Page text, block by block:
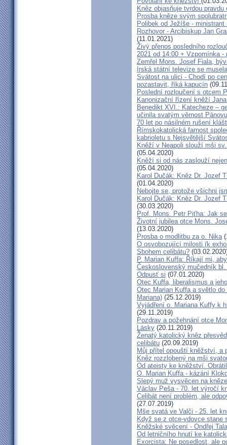
Kněz objasňuje tvrdou
Prosba kněze svým
Polibek od Ježíše -
Rozhovor - Arcibiskup Jan
(11.01.2021)
Živý přenos posledního
2021 od 14:00 + Vzpomínka
Zemřel Mons. Josef Fiala,
Irská státní televize se
Svátost na ulici - Chodí po
pozastavit, říká kapucín
Poslední rozloučení s otcem
Kanonizační řízení kněží
Benedikt XVI.: Katecheze –
učinila svatým věrnost
70 let po násilném rušení
Římskokatolická farnost
kabrioletu s Nejsvětější
Kněží v Neapoli slouží mši
(05.04.2020)
Kněží si od nás zaslouží
(05.04.2020)
Karol Dučák: Kněz Dr. Jozef
(01.04.2020)
Nebojte se, protože všichni
Karol Dučák: Kněz Dr. Jozef
(30.03.2020)
Prof. Mons. Petr Piťha: Jak
Životní jubilea otce Mons.
(13.03.2020)
Prosba o modlitbu za o. Nika
O osvobozující milosti (k
Sbohem celibátu?
P. Marian Kuffa: Říkají mi,
Československý mučedník
Odpusť si (07.01.2020)
Otec Kuffa, liberalismus a
Otec Marian Kuffa a světlo
Mariana) (25.12.2019)
Vyjádření o. Mariana Kuffy k
(29.11.2019)
Pozdrav a požehnání otce
Lásky (20.11.2019)
Ženatý katolický kněz
celibátu (20.09.2019)
Můj přítel opouští kněžství, a
Kněz rozzlobený na mši
Od ateisty ke kněžství.
O. Marian Kuffa - kázání
Slepý muž vysvěcen na kněze
Václav Peša - 70. let výročí
Celibát není problém, ale
(27.07.2019)
Mše svatá ve Valči - 25. let
Když se z otce-vdovce stane
Kněžské svěcení - Ondřej
Od letničního hnutí ke
Exorcista: Ne posedlost, ale